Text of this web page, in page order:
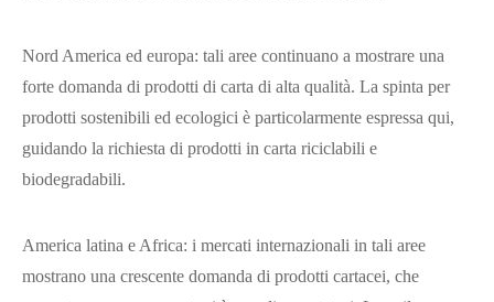
Nord America ed europa: tali aree continuano a mostrare una
forte domanda di prodotti di carta di alta qualità. La spinta per
prodotti sostenibili ed ecologici è particolarmente espressa qui,
guidando la richiesta di prodotti in carta riciclabili e
biodegradabili.
America latina e Africa: i mercati internazionali in tali aree
mostrano una crescente domanda di prodotti cartacei, che